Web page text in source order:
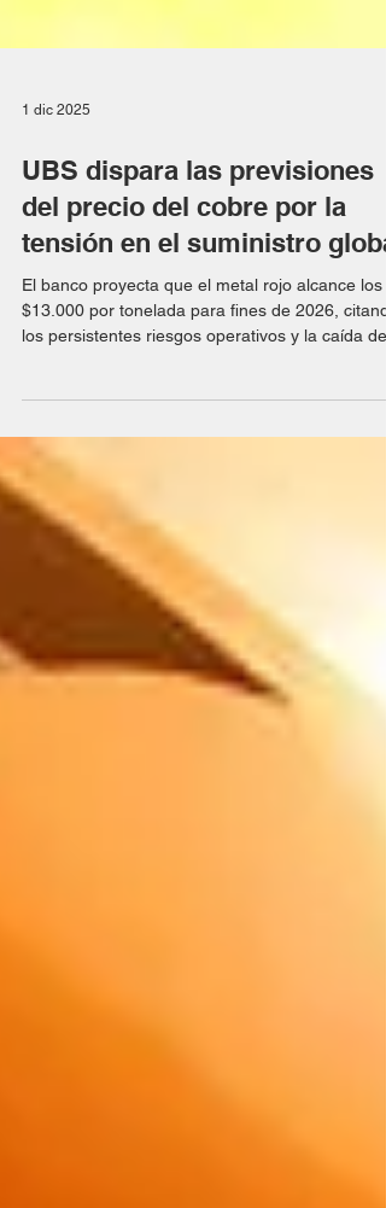
1 dic 2025
UBS dispara las previsiones
del precio del cobre por la
tensión en el suministro
los persistentes riesgos operativos y la caída de
los inventarios. UBS proyecta un aumento en el
precio del cobre para el próximo año. Este
incremento responde a las interrupciones
globales y al fuerte impulso de la demanda, lo
amplía el déficit esperado del mercado.
Previsiones trimestrales y déficit de mercado
Analistas de UBS subieron sus previsiones del